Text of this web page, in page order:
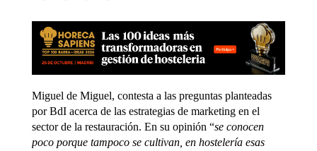
Miguel de Miguel, contesta a las preguntas planteadas
por BdI acerca de las estrategias de marketing en el
sector de la restauración. En su opinión “se conocen
poco porque tampoco se cultivan, en hostelería esas